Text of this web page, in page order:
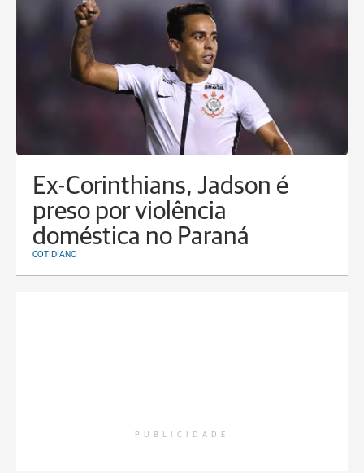
Ex-Corinthians, Jadson é
preso por violência
doméstica no Paraná
COTIDIANO
PUBLICIDADE